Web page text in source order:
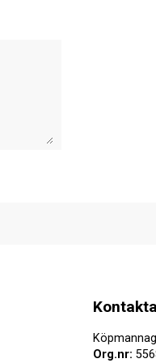
Org.nr: